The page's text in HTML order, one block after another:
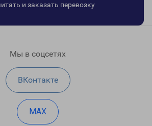
и заказать перевозку
Мы в соцсетях
ВКонтакте
MAX